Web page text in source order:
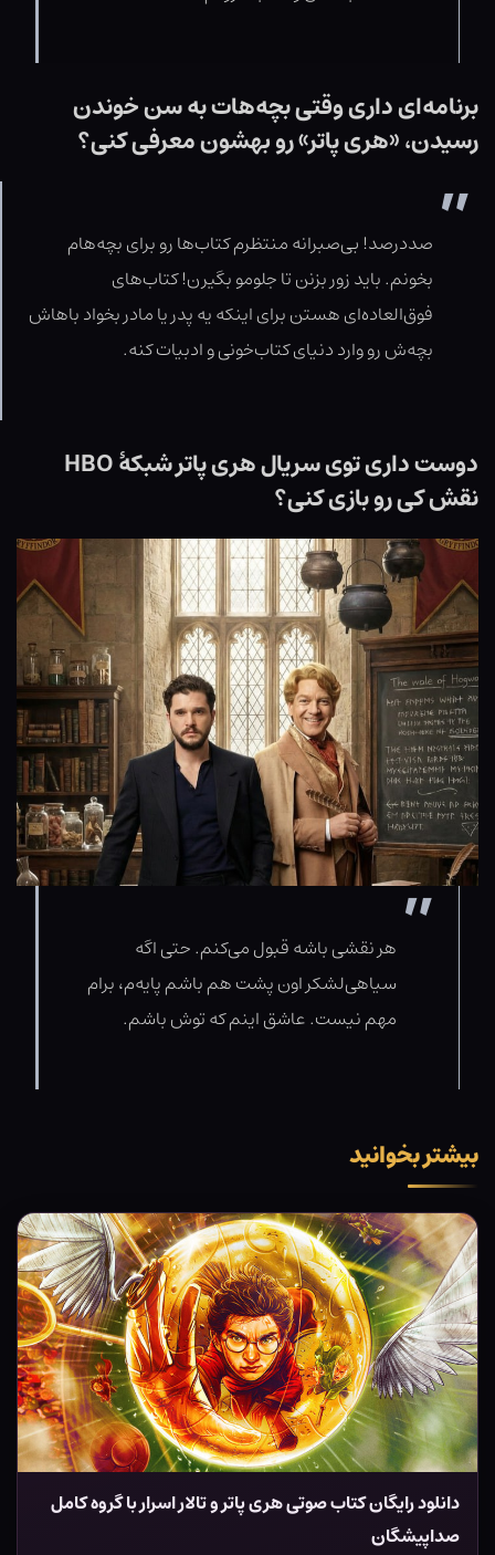
برنامه‌ای داری وقتی بچه‌هات به سن خوندن
رسیدن، «هری پاتر» رو بهشون معرفی کنی؟
صددرصد! بی‌صبرانه منتظرم کتاب‌ها رو برای بچه‌هام
بخونم. باید زور بزنن تا جلومو بگیرن! کتاب‌های
فوق‌العاده‌ای‌ هستن برای اینکه یه پدر یا مادر بخواد باهاش
بچه‌ش رو وارد دنیای کتاب‌خونی و ادبیات کنه.
دوست داری توی سریال هری پاتر شبکۀ HBO
نقش کی رو بازی کنی؟
هر نقشی باشه قبول می‌کنم. حتی اگه
سیاهی‌لشکر اون پشت هم باشم پایه‌م، برام
مهم نیست. عاشق اینم که توش باشم.
بیشتر بخوانید
دانلود رایگان کتاب صوتی هری پاتر و تالار اسرار با گروه کامل
صداپیشگان